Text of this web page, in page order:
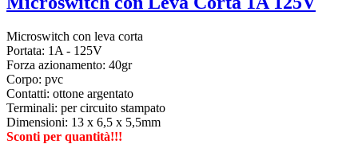
Microswitch con leva corta
Portata: 1A - 125V
Forza azionamento: 40gr
Corpo: pvc
Contatti: ottone argentato
Terminali: per circuito stampato
Dimensioni: 13 x 6,5 x 5,5mm
Sconti per quantità!!!